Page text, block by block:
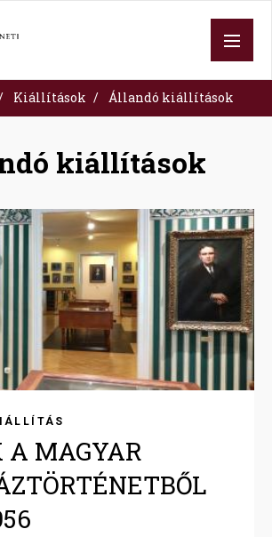
Kiállítások Állandó kiállítások
kiállítások
A MAGYAR